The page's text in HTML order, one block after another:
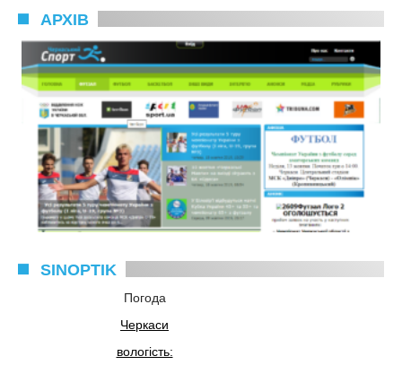
АРХІВ
SINOPTIK
Погода
Черкаси
вологість: